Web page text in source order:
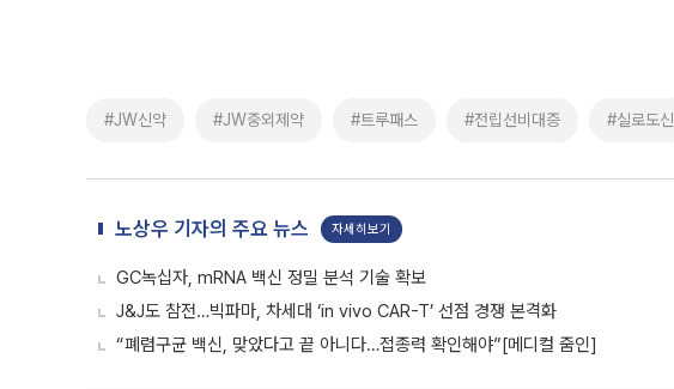
#JW신약 #JW중외제약 #트루패스 #전립선비대증 #실로도신
노상우 기자의 주요 뉴스 자세히보기
GC녹십자, mRNA 백신 정밀 분석 기술 확보
J&J도 참전…빅파마, 차세대 ‘in vivo CAR-T’ 선점 경쟁 본격화
“폐렴구균 백신, 맞았다고 끝 아니다…접종력 확인해야”[메디컬 줌인]